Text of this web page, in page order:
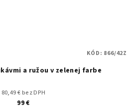
a ružou v zelenej farbe
80,49 € bez DPH
99 €
KÓD: 866/42Z